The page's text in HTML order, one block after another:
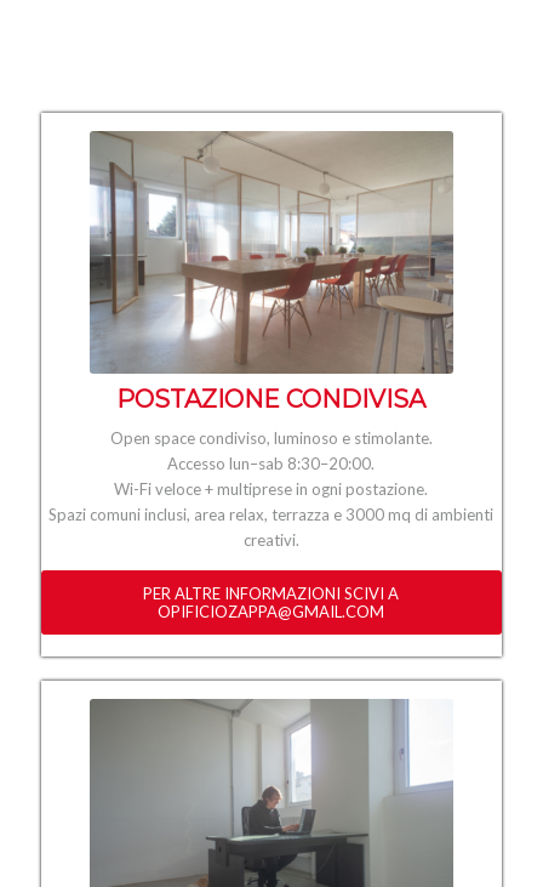
POSTAZIONE CONDIVISA
Open space condiviso, luminoso e stimolante.
Accesso lun–sab 8:30–20:00.
Wi-Fi veloce + multiprese in ogni postazione.
Spazi comuni inclusi, area relax, terrazza e 3000 mq di ambienti
creativi.
PER ALTRE INFORMAZIONI SCIVI A
OPIFICIOZAPPA@GMAIL.COM